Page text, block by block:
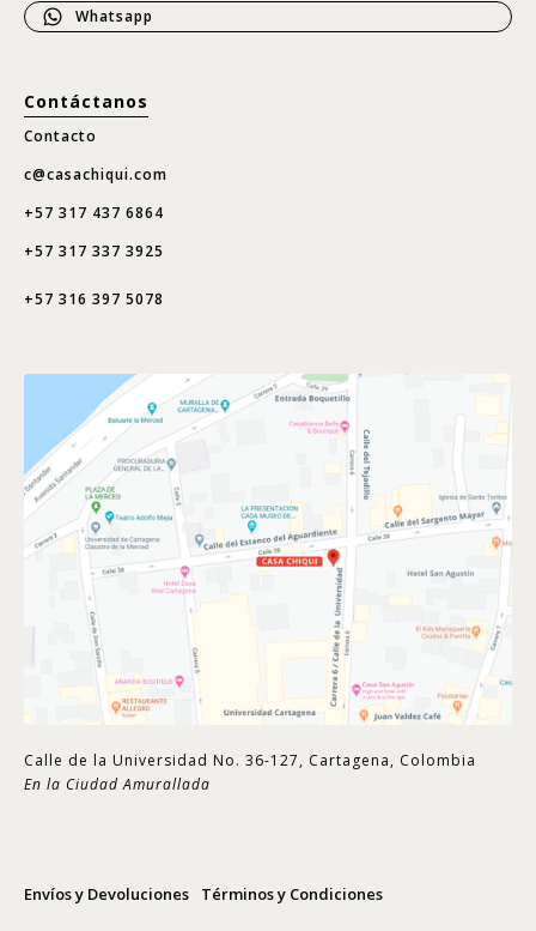
Whatsapp
Contáctanos
Contacto
c@casachiqui.com
+57 317 437 6864
+57 317 337 3925
+57 316 397 5078
Calle de la Universidad No. 36-127, Cartagena, Colombia
En la Ciudad Amurallada
Envíos y Devoluciones Términos y Condiciones